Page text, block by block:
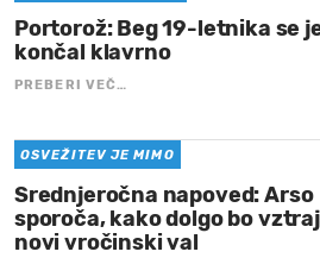
Portorož: Beg 19-letnika se
končal klavrno
PREBERI VEČ…
OSVEŽITEV JE MIMO
Srednjeročna napoved: Arso
sporoča, kako dolgo bo
novi vročinski val